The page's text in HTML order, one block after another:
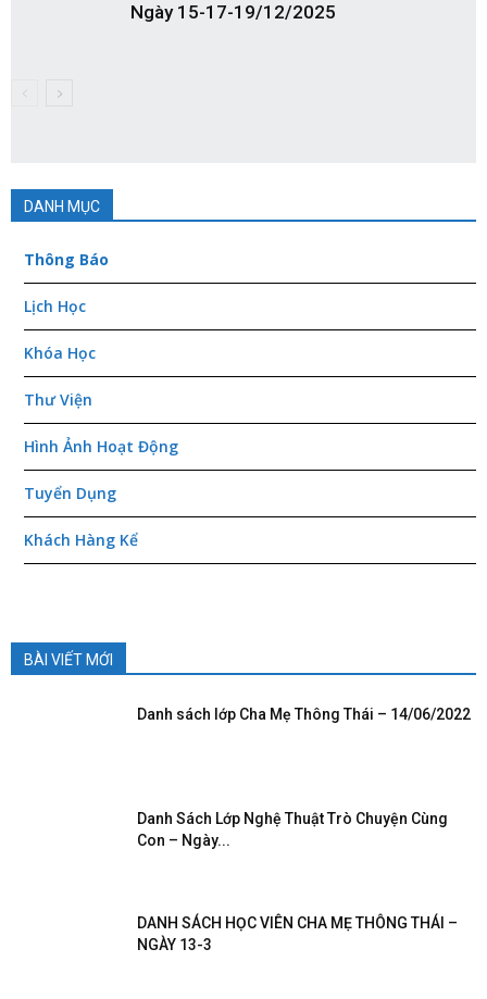
Ngày 15-17-19/12/2025
DANH MỤC
Thông Báo
Lịch Học
Khóa Học
Thư Viện
Hình Ảnh Hoạt Động
Tuyển Dụng
Khách Hàng Kể
BÀI VIẾT MỚI
Danh sách lớp Cha Mẹ Thông Thái – 14/06/2022
Danh Sách Lớp Nghệ Thuật Trò Chuyện Cùng
Con – Ngày...
DANH SÁCH HỌC VIÊN CHA MẸ THÔNG THÁI –
NGÀY 13-3